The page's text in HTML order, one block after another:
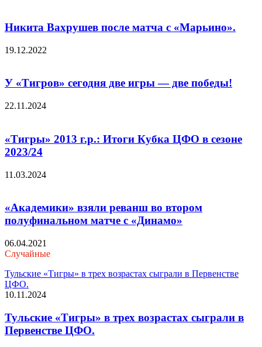
Никита Вахрушев после матча с «Марьино».
19.12.2022
У «Тигров» сегодня две игры — две победы!
22.11.2024
«Тигры» 2013 г.р.: Итоги Кубка ЦФО в сезоне
2023/24
11.03.2024
«Академики» взяли реванш во втором
полуфинальном матче с «Динамо»
06.04.2021
Случайные
Тульские «Тигры» в трех возрастах сыграли в Первенстве
ЦФО.
10.11.2024
Тульские «Тигры» в трех возрастах сыграли в
Первенстве ЦФО.